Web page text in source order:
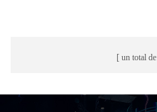
un total de